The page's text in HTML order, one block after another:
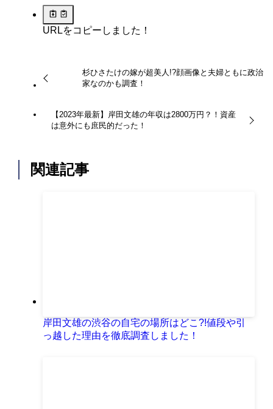
URLをコピーしました！
杉ひさたけの嫁が超美人!?顔画像と夫婦ともに政治
家なのかも調査！
【2023年最新】岸田文雄の年収は2800万円？！資産
は意外にも庶民的だった！
関連記事
岸田文雄の渋谷の自宅の場所はどこ?!値段や引
っ越した理由を徹底調査しました！